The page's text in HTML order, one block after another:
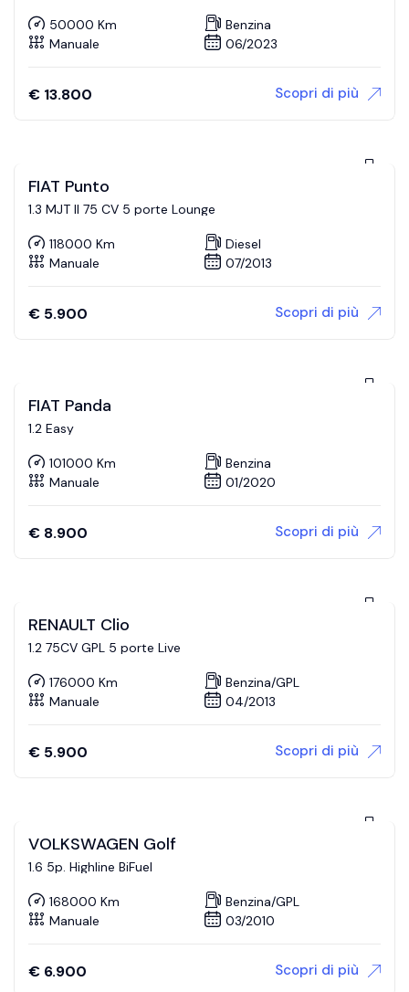
50000 Km
Benzina
Manuale
06/2023
€ 13.800 Scopri di più
FIAT Punto
1.3 MJT II 75 CV 5 porte Lounge
118000 Km
Diesel
Manuale
07/2013
€ 5.900 Scopri di più
FIAT Panda
1.2 Easy
101000 Km
Benzina
Manuale
01/2020
€ 8.900 Scopri di più
RENAULT Clio
1.2 75CV GPL 5 porte Live
176000 Km
Benzina/GPL
Manuale
04/2013
€ 5.900 Scopri di più
VOLKSWAGEN Golf
1.6 5p. Highline BiFuel
168000 Km
Benzina/GPL
Manuale
03/2010
€ 6.900 Scopri di più